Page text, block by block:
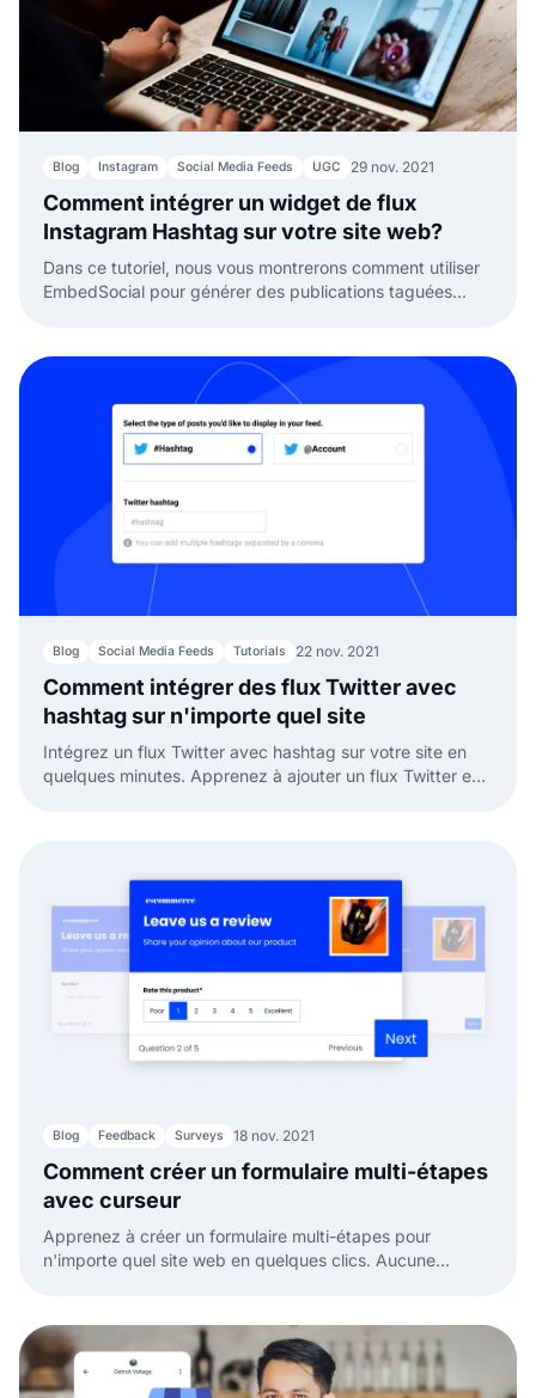
Blog Instagram Social Media Feeds UGC 29 nov. 2021
Comment intégrer un widget de flux
Instagram Hashtag sur votre site web?
Dans ce tutoriel, nous vous montrerons comment utiliser
EmbedSocial pour générer des publications taguées
Blog Social Media Feeds Tutorials 22 nov. 2021
Comment intégrer des flux Twitter avec
hashtag sur n'importe quel site
Intégrez un flux Twitter avec hashtag sur votre site en
quelques minutes. Apprenez à ajouter un flux Twitter en
Blog Feedback Surveys 18 nov. 2021
Comment créer un formulaire multi-étapes
avec curseur
Apprenez à créer un formulaire multi-étapes pour
n'importe quel site web en quelques clics. Aucune